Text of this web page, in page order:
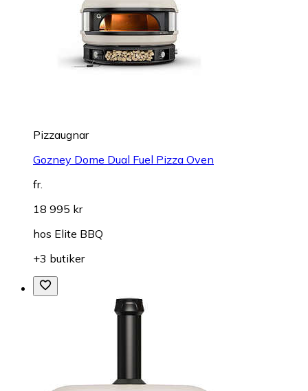
Pizzaugnar
Gozney Dome Dual Fuel Pizza Oven
fr.
18 995 kr
hos Elite BBQ
+3 butiker